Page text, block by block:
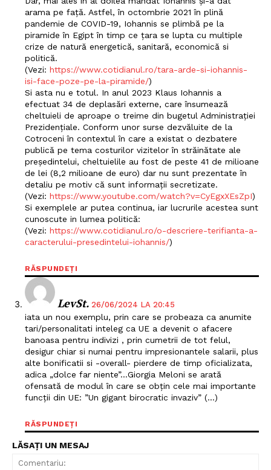
Un proiect
FREEDOM HOUSE ROMÂNIA
PRESShub
arama pe față. Astfel, în octombrie 2021 în plină
pandemie de COVID-19, Iohannis se plimbă pe la
piramide în Egipt în timp ce țara se lupta cu multiple
crize de natură energetică, sanitară, economică si
politică.
(Vezi: https://www.cotidianul.ro/tara-arde-si-iohannis-
isi-face-poze-pe-la-piramide/)
Si asta nu e totul. In anul 2023 Klaus Iohannis a
efectuat 34 de deplasări externe, care însumează
cheltuieli de aproape o treime din bugetul Administrației
Prezidențiale. Conform unor surse dezvăluite de la
Cotroceni în contextul în care a existat o dezbatere
publică pe tema costurilor vizitelor în străinătate ale
președintelui, cheltuielile au fost de peste 41 de milioane
de lei (8,2 milioane de euro) dar nu sunt prezentate în
detaliu pe motiv că sunt informații secretizate.
(Vezi: https://www.youtube.com/watch?v=CyEgxXEsZpI)
Si exemplele ar putea continua, iar lucrurile acestea sunt
cunoscute in lumea politică:
(Vezi: https://www.cotidianul.ro/o-descriere-terifianta-a-
caracterului-presedintelui-iohannis/)
RĂSPUNDEȚI
LevSt. 26/06/2024 LA 20:45
iata un nou exemplu, prin care se probeaza ca anumite
tari/personalitati inteleg ca UE a devenit o afacere
banoasa pentru indivizi , prin cumetrii de tot felul,
desigur chiar si numai pentru impresionantele salarii, plus
alte bonificatii si -overall- pierdere de timp oficializata,
adica „dolce far niente”…Giorgia Meloni se arată
ofensată de modul în care se obțin cele mai importante
funcții din UE: ”Un gigant birocratic invaziv” (…)
RĂSPUNDEȚI
LĂSAȚI UN MESAJ